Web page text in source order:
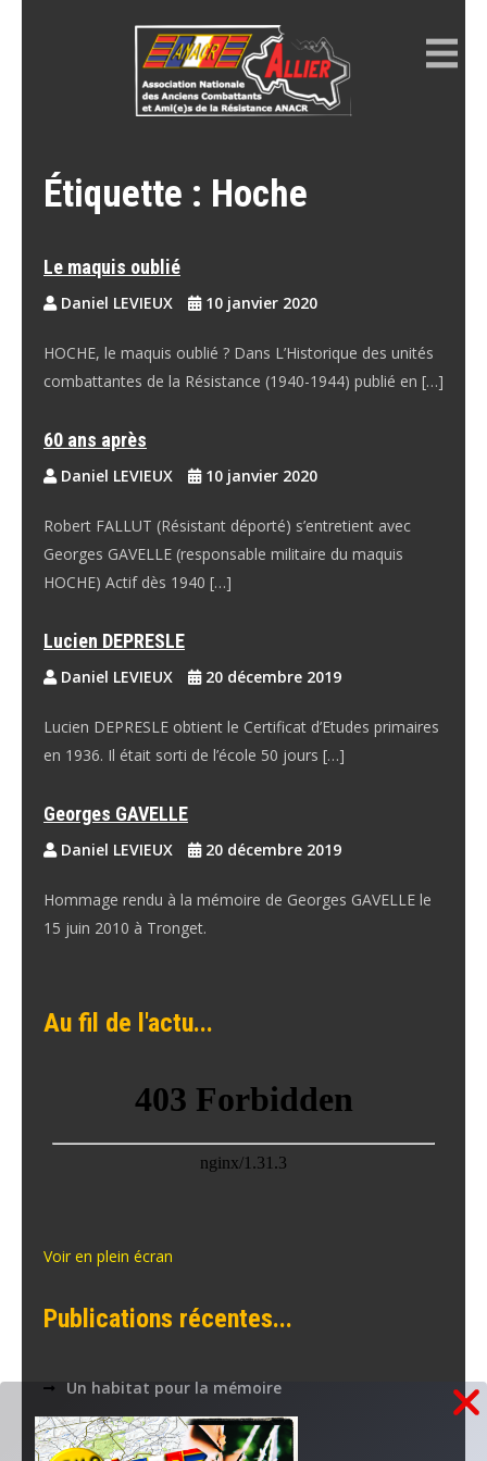
Étiquette : Hoche
Le maquis oublié
Daniel LEVIEUX 10 janvier 2020
HOCHE, le maquis oublié ? Dans L’Historique des unités
combattantes de la Résistance (1940-1944) publié en […]
60 ans après
Daniel LEVIEUX 10 janvier 2020
Robert FALLUT (Résistant déporté) s’entretient avec
Georges GAVELLE (responsable militaire du maquis
HOCHE) Actif dès 1940 […]
Lucien DEPRESLE
Daniel LEVIEUX 20 décembre 2019
Lucien DEPRESLE obtient le Certificat d’Etudes primaires
en 1936. Il était sorti de l’école 50 jours […]
Georges GAVELLE
Daniel LEVIEUX 20 décembre 2019
Hommage rendu à la mémoire de Georges GAVELLE le
15 juin 2010 à Tronget.
Au fil de l'actu...
Voir en plein écran
Publications récentes...
Un habitat pour la mémoire
Stèle du camp Hoche